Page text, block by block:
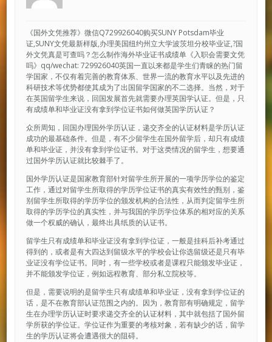
《国外文凭推荐》微信Q729926040购买SUNY Potsdam毕业
证,SUNY文凭最新样版,办理美国纽约州立大学波茨坦分校毕业证,?国
外文凭真是可查吗？怎么制作海外毕业证书成绩单《入职会需要文凭
吗》qq/wechat: 729926040英国一直以来都是学生们青睐的热门留
学国家，不仅有着完善的教育体系、世界一流的教育水平以及先进的
科研技术等优势都使其成为了出国留学国家的不二选择。当然，对于
在英国留学生来说，回国发展首先就需要办理英国学认证。但是，只
有成绩单和毕业证没有拿到学位证书如何做英国学历认证？
众所周知，回国办理国外学历认证，递交齐全的认证材料是学历认证
成功的最基础条件。但是，有不少留学生在国外留学后，却只有成绩
单和毕业证，并没有拿到学位证书。对于这类情况的留学生，想要通
过国外学历认证就比较棘手了。
国外学历认证是国家教育部针对留学生所开展的一项学历学位的鉴定
工作，通过对留学生所取得的学历学位证书的真实有效性的甄别，鉴
别留学生所取得的学历学位的颁发机构的合法性，从而判定留学生所
取得的学历学位的真实性，并与我国的学历学位体系的相对应的关系
做一个权威的确认，最终出具纸质的认证书。
留学生只有成绩单和毕业证没有拿到学位证，一般是挂科后补考通过
得到的，或者是有大四达到留级水平的学校会让你选留级还是只有毕
业证没有学位证书。同时，有一些学校或者是课程只能颁发毕业证，
并不能颁发学位证，例如远程教育、部分私立院校等。
但是，需要说明的是留学生只有成绩单和毕业证，没有拿到学位证的
话，是不在教育部认证范围之内的。因为，教育部有明确规定，留学
生在办理学历认证时要求递交齐全的认证材料，其中就包括了国外留
学所获的学位证。学位证作为重要的考核对象，若有缺少的话，留学
生的学历认证将会遭遇很大的阻碍。